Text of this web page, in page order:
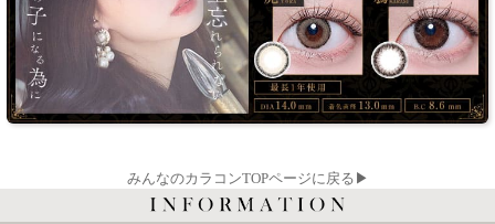
みんなのカラコンTOPページに戻る▶